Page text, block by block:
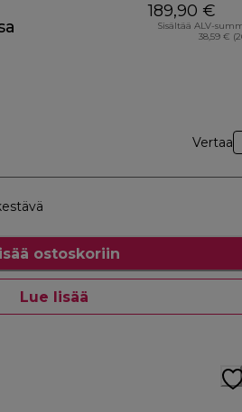
189,90 €
Sisältää ALV-
38,59 €
Vertaa
ostoskoriin
Lue lisää